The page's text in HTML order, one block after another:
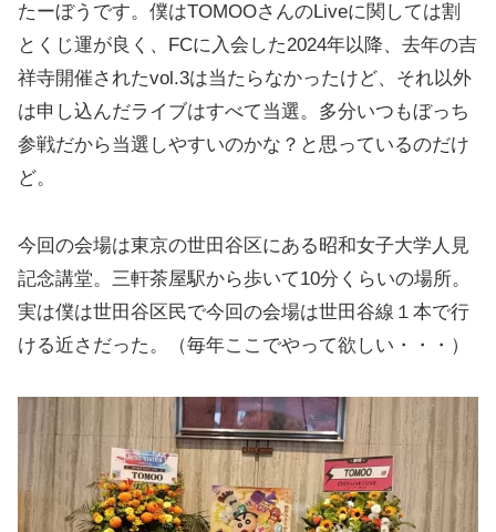
たーぼうです。僕はTOMOOさんのLiveに関しては割
とくじ運が良く、FCに入会した2024年以降、去年の吉
祥寺開催されたvol.3は当たらなかったけど、それ以外
は申し込んだライブはすべて当選。多分いつもぼっち
参戦だから当選しやすいのかな？と思っているのだけ
ど。
今回の会場は東京の世田谷区にある昭和女子大学人見
記念講堂。三軒茶屋駅から歩いて10分くらいの場所。
実は僕は世田谷区民で今回の会場は世田谷線１本で行
ける近さだった。（毎年ここでやって欲しい・・・）